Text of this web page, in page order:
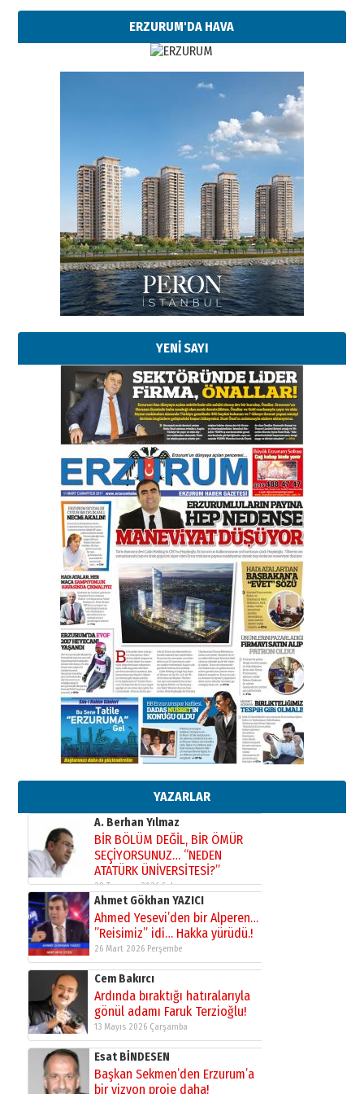
ERZURUM'DA HAVA
YENİ SAYI
YAZARLAR
Esat BİNDESEN
Başkan Sekmen’den Erzurum’a
bir vizyon proje daha!
02 Ağustos 2026 Pazar
Kadir SABUNCUOĞLU
Erzurumspor’un köşe taşları
29 Haziran 2026 Pazartesi
Kenan GÜLERCİ
Murat Şahsuvaroğlu ERKON’da
çıtayı yukarı taşırken,
yönetimdekiler aşağı
çekmemeli!
17 Şubat 2026 SalıOrhan BOZKURT
Bir fotoğraf, bir şehir, bir
gazeteci… Dizginler kimin
A. Berhan Yılmaz
BİR BÖLÜM DEĞİL, BİR ÖMÜR
SEÇİYORSUNUZ… “NEDEN
ATATÜRK ÜNİVERSİTESİ?”
28 Temmuz 2026 Salı
Ahmet Gökhan YAZICI
Ahmed Yesevi’den bir Alperen…
”Reisimiz” idi… Hakka yürüdü.!
26 Mart 2026 Perşembe
Cem Bakırcı
Ardında bıraktığı hatıralarıyla
gönül adamı Faruk Terzioğlu!
13 Mayıs 2026 Çarşamba
Esat BİNDESEN
Başkan Sekmen’den Erzurum’a
bir vizyon proje daha!